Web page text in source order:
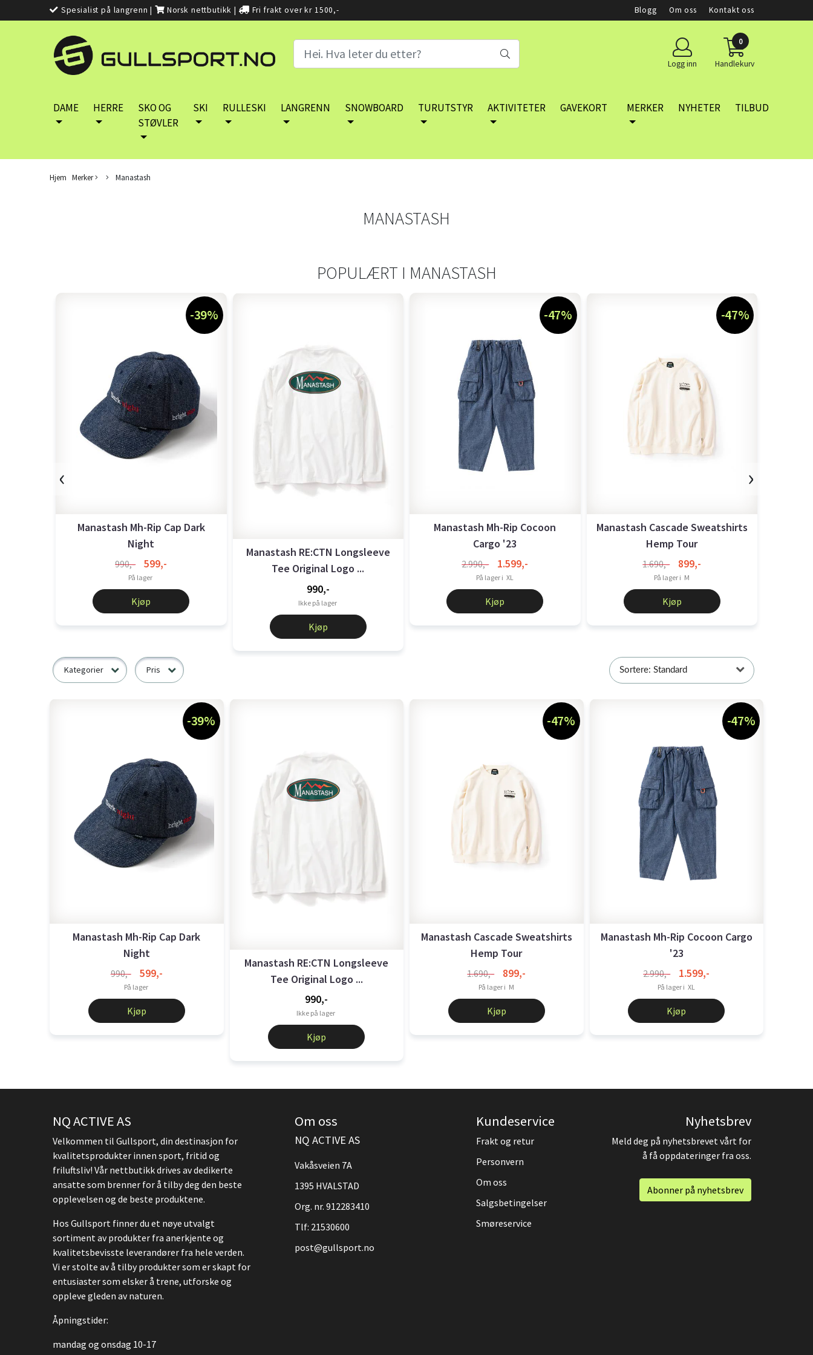
Spesialist på langrenn | Norsk nettbutikk | Fri frakt over kr 1500,- Blogg Om oss Kontakt oss
Logg inn
0
Handlekurv
DAME HERRE
SKO OG
STØVLER
SKI RULLESKI LANGRENN SNOWBOARD TURUTSTYR AKTIVITETER GAVEKORT MERKER NYHETER TILBUD
Hjem Merker Manastash
MANASTASH
POPULÆRT I MANASTASH
-39%
Manastash Mh-Rip Cap Dark
Night
990,- 599,-
På lager
Kjøp
Manastash RE:CTN Longsleeve
Tee Original Logo ...
990,-
Ikke på lager
Kjøp
-47%
Manastash Mh-Rip Cocoon
Cargo '23
2.990,- 1.599,-
På lager i XL
Kjøp
-47%
Manastash Cascade Sweatshirts
Hemp Tour
1.690,- 899,-
På lager i M
Kjøp
‹ ›
Kategorier Pris Sortere: Standard
-39%
Manastash Mh-Rip Cap Dark
Night
990,- 599,-
På lager
Kjøp
Manastash RE:CTN Longsleeve
Tee Original Logo ...
990,-
Ikke på lager
Kjøp
-47%
Manastash Cascade Sweatshirts
Hemp Tour
1.690,- 899,-
På lager i M
Kjøp
-47%
Manastash Mh-Rip Cocoon Cargo
'23
2.990,- 1.599,-
På lager i XL
Kjøp
NQ ACTIVE AS
Velkommen til Gullsport, din destinasjon for
kvalitetsprodukter innen sport, fritid og
friluftsliv! Vår nettbutikk drives av dedikerte
ansatte som brenner for å tilby deg den beste
opplevelsen og de beste produktene.
Hos Gullsport finner du et nøye utvalgt
sortiment av produkter fra anerkjente og
kvalitetsbevisste leverandører fra hele verden.
Vi er stolte av å tilby produkter som er skapt for
entusiaster som elsker å trene, utforske og
oppleve gleden av naturen.
Åpningstider:
mandag og onsdag 10-17
Om oss
NQ ACTIVE AS
Vakåsveien 7A
1395 HVALSTAD
Org. nr. 912283410
Tlf: 21530600
post@gullsport.no
Kundeservice
Frakt og retur
Personvern
Om oss
Salgsbetingelser
Smøreservice
Nyhetsbrev
Meld deg på nyhetsbrevet vårt for
å få oppdateringer fra oss.
Abonner på nyhetsbrev